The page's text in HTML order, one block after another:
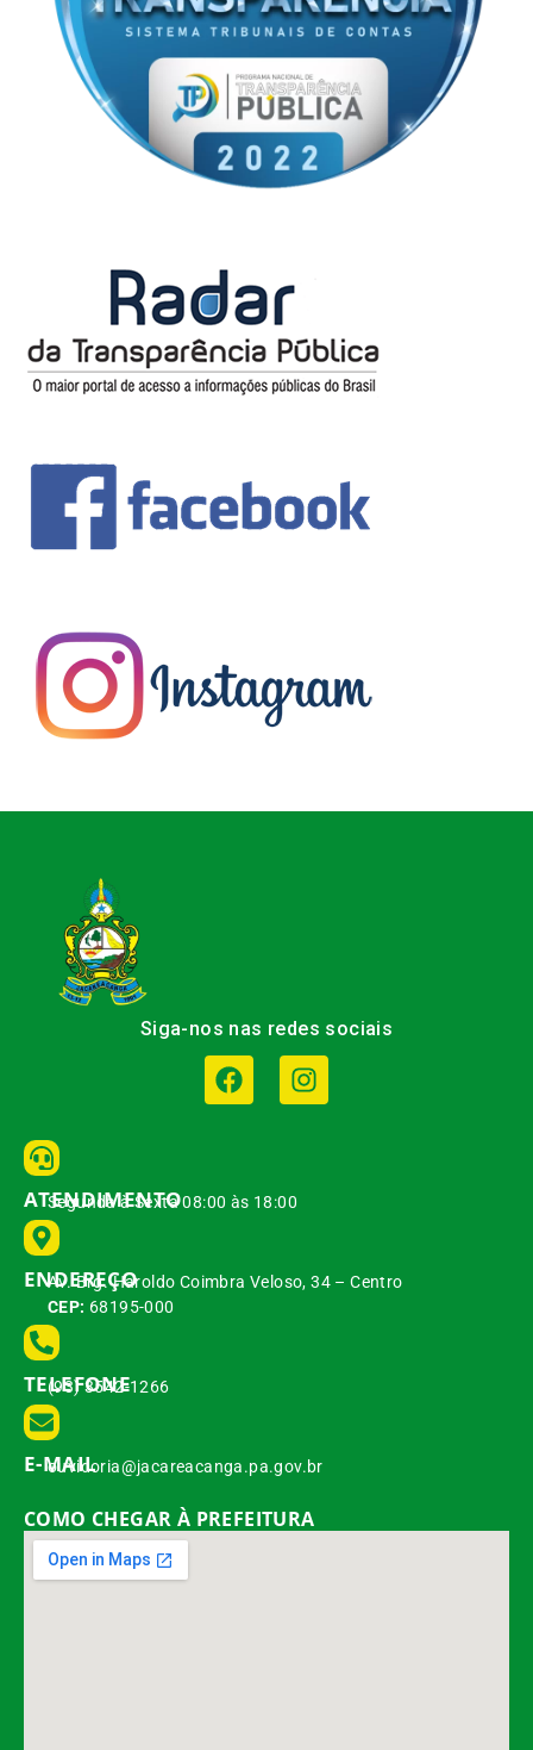
Siga-nos nas redes sociais
ATENDIMENTO
Segunda à Sexta 08:00 às 18:00
ENDEREÇO
Av. Brg. Haroldo Coimbra Veloso, 34 – Centro
CEP: 68195-000
TELEFONE
(93) 3542-1266
E-MAIL
ouvidoria@jacareacanga.pa.gov.br
COMO CHEGAR À PREFEITURA